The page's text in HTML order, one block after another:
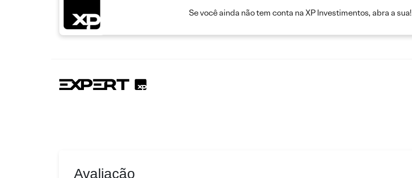
Se você ainda não tem conta na XP Investimentos, abra a sua!
Avaliação